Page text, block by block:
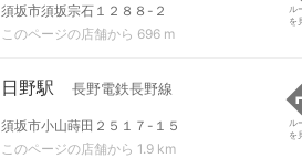
須坂市須坂宗石１２８８-２
このページの店舗から 696 m
ル
を
日野駅 長野電鉄長野線
須坂市小山蒔田２５１７-１５
このページの店舗から 1.9 km
ル
を